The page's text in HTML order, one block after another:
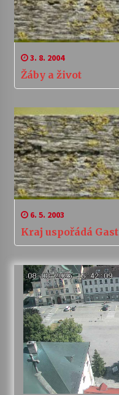
3. 8. 2004
Žáby a život
6. 5. 2003
Kraj uspořádá